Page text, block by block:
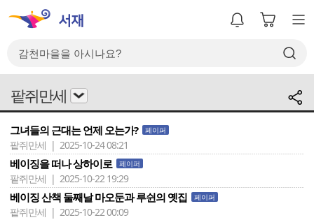
팥쥐만세
그녀들의 근대는 언제 오는가? 페이퍼
팥쥐만세 | 2025-10-24 08:21
베이징을 떠나 상하이로 페이퍼
팥쥐만세 | 2025-10-22 19:29
베이징 산책 둘째날 마오둔과 루쉰의 옛집 페이퍼
팥쥐만세 | 2025-10-22 00:09